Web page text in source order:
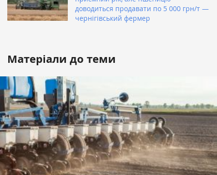
доводиться продавати по 5 000 грн/т —
чернігівський фермер
Матеріали до теми